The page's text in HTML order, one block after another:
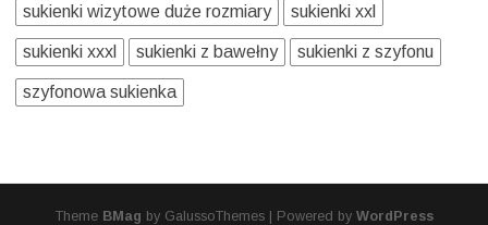
sukienki wizytowe duże rozmiary sukienki xxl
sukienki xxxl sukienki z bawełny sukienki z szyfonu
szyfonowa sukienka
Theme BMag by GalussoThemes | Powered by WordPress